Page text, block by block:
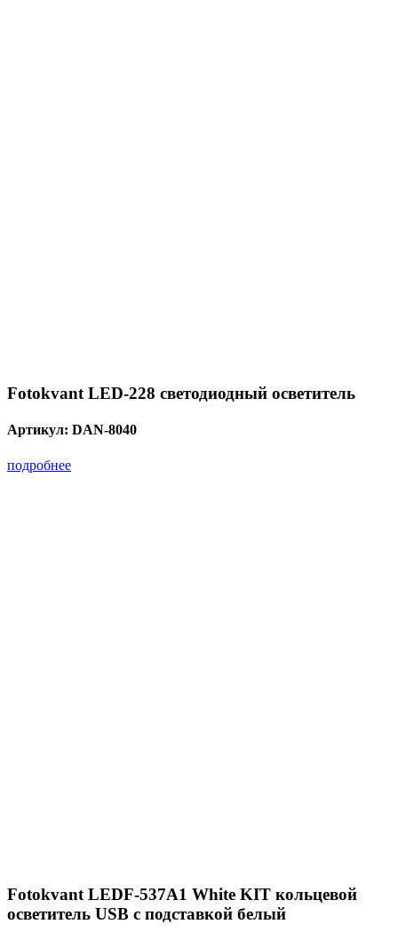
Fotokvant LED-228 светодиодный осветитель
Артикул: DAN-8040
подробнее
Fotokvant LEDF-537A1 White KIT кольцевой
осветитель USB с подставкой белый